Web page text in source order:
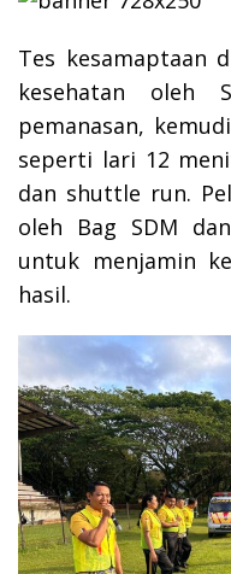
Tes kesamaptaan
kesehatan oleh
pemanasan,
seperti lari 12
dan shuttle run.
oleh Bag SDM
untuk menjamin
hasil.